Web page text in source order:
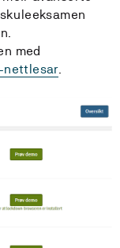
med
nettlesar.